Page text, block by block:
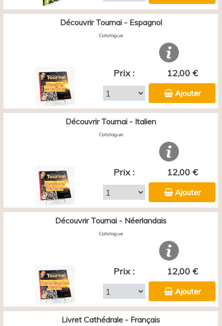
Découvrir Tournai - Espagnol
Catalogue
Prix : 12,00 €
Ajouter
Découvrir Tournai - Italien
Catalogue
Prix : 12,00 €
Ajouter
Découvrir Tournai - Néerlandais
Catalogue
Prix : 12,00 €
Ajouter
Livret Cathédrale - Français